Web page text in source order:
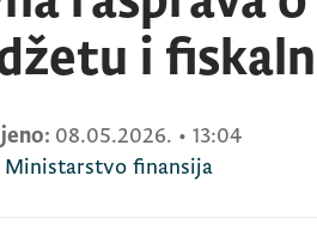
i
08.05.2026. • 13:04
Ministarstvo finansija